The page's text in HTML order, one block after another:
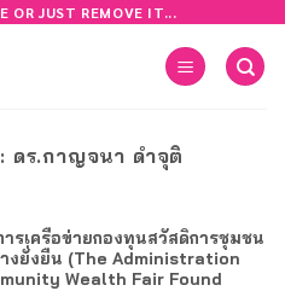
OR JUST REMOVE IT...
ดร.กาญจนา ดำจุติ
รเครือข่ายกองทุนสวัสดิการชุมชน
างยั่งยืน (The Administration
Wealth Fair Found